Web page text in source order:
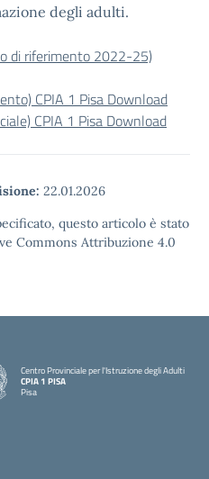
degli adulti.
di riferimento 2022-25)
CPIA 1 Pisa Download
CPIA 1 Pisa Download
22.01.2026
questo articolo è stato
Commons Attribuzione 4.0
Centro Provinciale per l'Istruzione degli Adulti
CPIA 1 PISA
Pisa